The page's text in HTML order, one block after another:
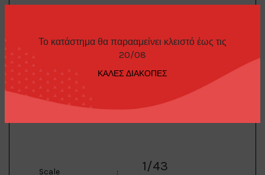
Το κατάστημα θα παρααμείνει κλειστό έως τις
20/08
ΚΑΛΕΣ ΔΙΑΚΟΠΕΣ
Manufacturer
Models
:
Race & Rally
Scale : 1/43